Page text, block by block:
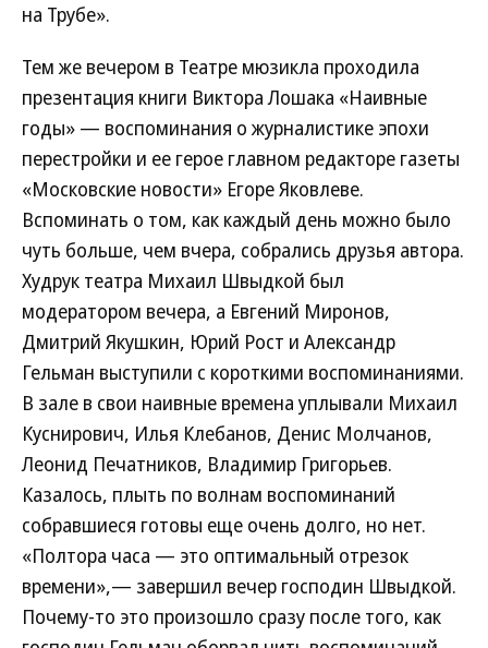
на Трубе».
Тем же вечером в Театре мюзикла проходила
презентация книги Виктора Лошака «Наивные
годы» — воспоминания о журналистике эпохи
перестройки и ее герое главном редакторе газеты
«Московские новости» Егоре Яковлеве.
Вспоминать о том, как каждый день можно было
чуть больше, чем вчера, собрались друзья автора.
Худрук театра Михаил Швыдкой был
модератором вечера, а Евгений Миронов,
Дмитрий Якушкин, Юрий Рост и Александр
Гельман выступили с короткими воспоминаниями.
В зале в свои наивные времена уплывали Михаил
Куснирович, Илья Клебанов, Денис Молчанов,
Леонид Печатников, Владимир Григорьев.
Казалось, плыть по волнам воспоминаний
собравшиеся готовы еще очень долго, но нет.
«Полтора часа — это оптимальный отрезок
времени»,— завершил вечер господин Швыдкой.
Почему-то это произошло сразу после того, как